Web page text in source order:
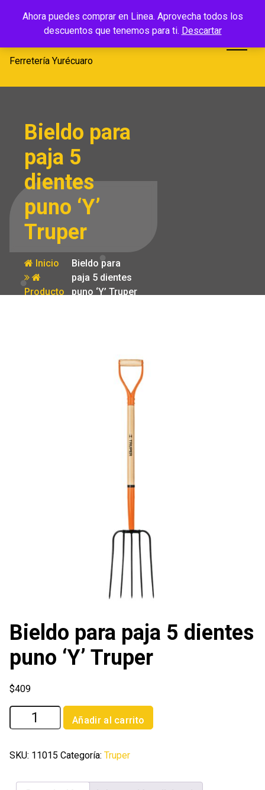
Ahora puedes comprar en Linea. Aprovecha todos los
descuentos que tenemos para ti. Descartar
Ferretería
Yurécuaro
Ferretería Yurécuaro
Bieldo para
paja 5
dientes
puno ‘Y’
Truper
Inicio
Producto
Bieldo para
paja 5 dientes
puno ‘Y’ Truper
Bieldo para paja 5 dientes
puno ‘Y’ Truper
$409
Bieldo
para
5
puno
Añadir al carrito
SKU: 11015 Categoría: Truper